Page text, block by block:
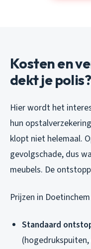
Kosten en
dekt je polis?
Hier wordt het
hun
klopt niet helemaal.
gevolgschade, dus
meubels. De
Prijzen in
Standaard